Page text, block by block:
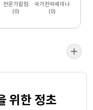
전문가칼럼
(0)
국가전략세미나
(0)
위한 정초